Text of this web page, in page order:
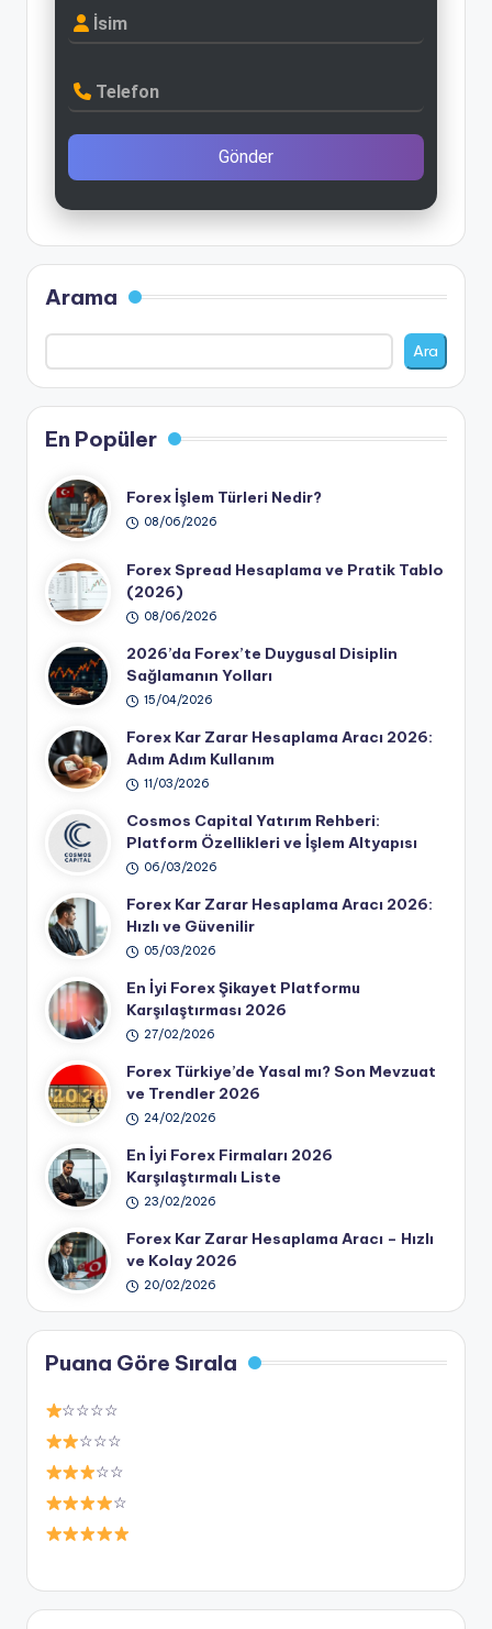
İsim
Telefon
Gönder
Arama
Ara
En Popüler
Forex İşlem Türleri Nedir?
08/06/2026
Forex Spread Hesaplama ve Pratik Tablo
(2026)
08/06/2026
2026’da Forex’te Duygusal Disiplin
Sağlamanın Yolları
15/04/2026
Forex Kar Zarar Hesaplama Aracı 2026:
Adım Adım Kullanım
11/03/2026
Cosmos Capital Yatırım Rehberi:
Platform Özellikleri ve İşlem Altyapısı
06/03/2026
Forex Kar Zarar Hesaplama Aracı 2026:
Hızlı ve Güvenilir
05/03/2026
En İyi Forex Şikayet Platformu
Karşılaştırması 2026
27/02/2026
Forex Türkiye’de Yasal mı? Son Mevzuat
ve Trendler 2026
24/02/2026
En İyi Forex Firmaları 2026
Karşılaştırmalı Liste
23/02/2026
Forex Kar Zarar Hesaplama Aracı – Hızlı
ve Kolay 2026
20/02/2026
Puana Göre Sırala
☆☆☆☆
☆☆☆
☆☆
☆